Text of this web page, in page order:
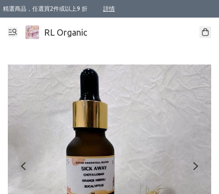
精選商品，任選買2件或以上9 折 詳情
XI周年優惠【新品自由選2件88折/3件85折】
XI周年優惠【Chakra 脈輪平衡自由選2件9折/3件85折/5件8折】
Florame 肌底自由選 2支9折 3支85折
XI周年優惠【蟲蟲退散 · 防衛結界﹞系列2件9折】
Sunki 任選2件95折
BIOFFICINA TOSCANA 任選2支9折 3支85折
Lamav 任選1件9折 2件85折
Mukti Organics 指定產品任選1件9折, 2件88折 3件85折
Intelligent Nutrients Skincare 任選2件9折
deodorant 任選2件88折
化妝品 任選2件95折
XI周年優惠【身心靈單品 任選2件9折/3件85折/5件8折】
XI周年優惠 【精油/香水 任選2件9折/3件85折/5件8折】
XI周年優惠【「關節到肌膚」全效養護 BODY OIL 組2件88折/3件85折】
XI周年優惠【夏日有機物理防曬套裝2件88折】
XI周年優惠【夏日潔面隨意選2件88折/3件85折】
XI周年優惠【逆齡奇蹟抗氧 11 自由選2件88折/3件85折/4件或以上8折】
新會員首次購物即享全單 95 折優惠！
成為VIP / VVIP 可享有生日月現金扣減獎賞優惠 !! 記得去賬户資料填上生日日期啦 !
選用順豐速運，滿$500 免運費
本地速遞 京東 送住宅/ 工商地址 $400 免運費
澳門訂單選用順豐速運，滿$800 免運費
RL Organic